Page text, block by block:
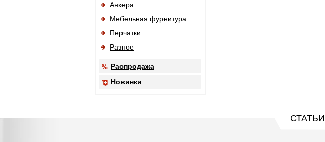
Анкера
Мебельная фурнитура
Перчатки
Разное
Распродажа
Новинки
СТАТЬИ